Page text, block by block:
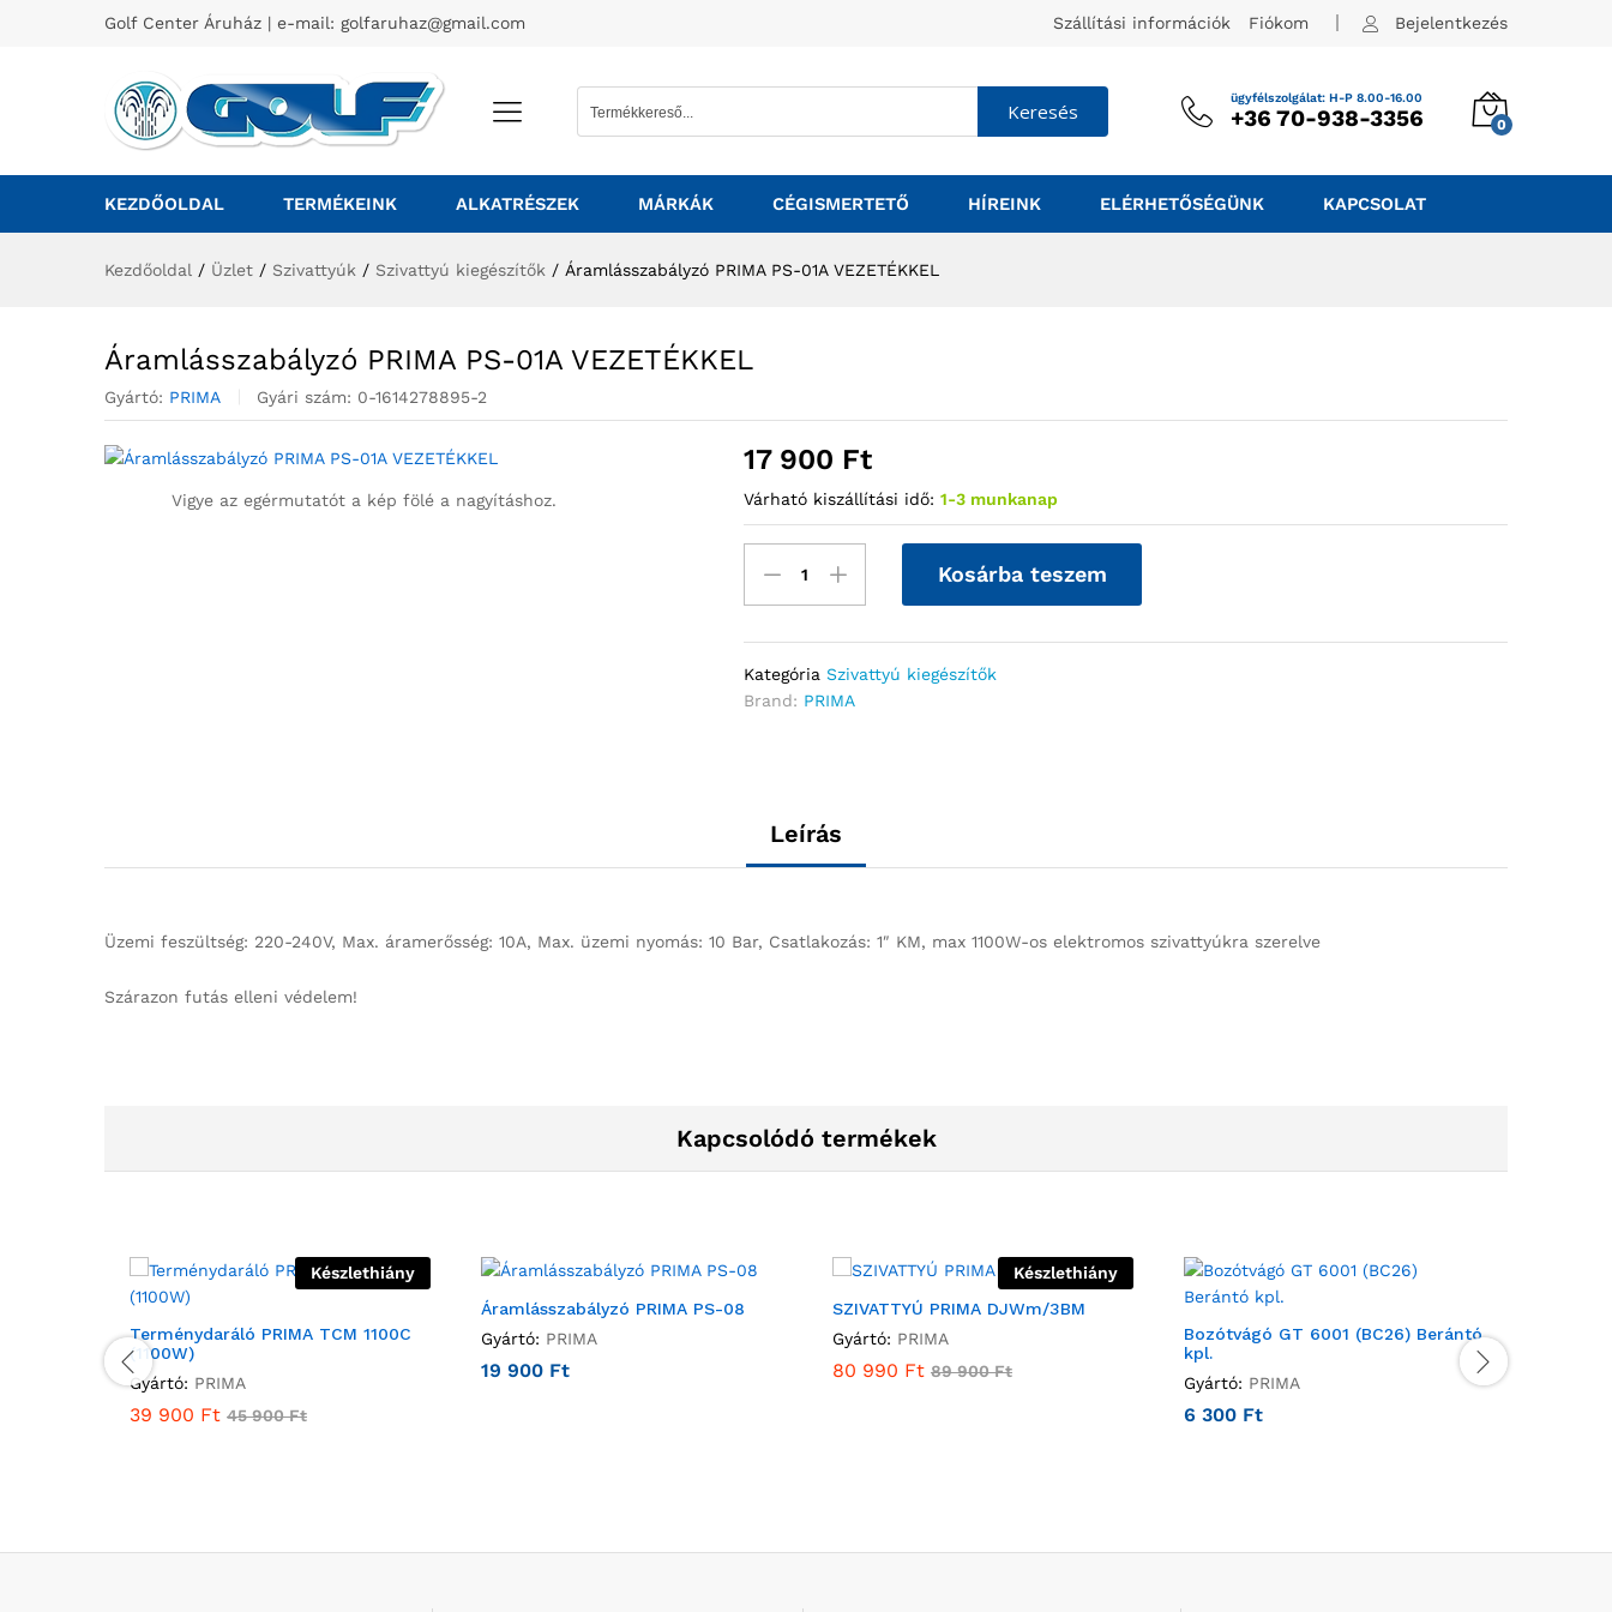
Golf Center Áruház | e-mail: golfaruhaz@gmail.com Szállítási információk Fiókom Bejelentkezés
Keresés
ügyfélszolgálat: H-P 8.00-16.00
+36 70-938-3356 0
KEZDŐOLDAL TERMÉKEINK ALKATRÉSZEK MÁRKÁK CÉGISMERTETŐ HÍREINK ELÉRHETŐSÉGÜNK KAPCSOLAT
Kezdőoldal / Üzlet / Szivattyúk / Szivattyú kiegészítők / Áramlásszabályzó PRIMA PS-01A VEZETÉKKEL
Áramlásszabályzó PRIMA PS-01A VEZETÉKKEL
Gyártó: PRIMA Gyári szám: 0-1614278895-2
Vigye az egérmutatót a kép fölé a nagyításhoz.
17 900 Ft
Várható kiszállítási idő: 1-3 munkanap
Kosárba teszem
KategóriaSzivattyú kiegészítők
Brand: PRIMA
Leírás
Üzemi feszültség: 220-240V, Max. áramerősség: 10A, Max. üzemi nyomás: 10 Bar, Csatlakozás: 1″ KM, max 1100W-os elektromos szivattyúkra szerelve
Szárazon futás elleni védelem!
Kapcsolódó termékek
Készlethiány
Terménydaráló PRIMA TCM 1100C
(1100W)
Gyártó: PRIMA
39 900 Ft 45 900Ft
Áramlásszabályzó PRIMA PS-08
Gyártó: PRIMA
19 900 Ft
Készlethiány
SZIVATTYÚ PRIMA DJWm/3BM
Gyártó: PRIMA
80 990 Ft 89 900Ft
Bozótvágó GT 6001 (BC26) Berántó
kpl.
Gyártó: PRIMA
6 300 Ft